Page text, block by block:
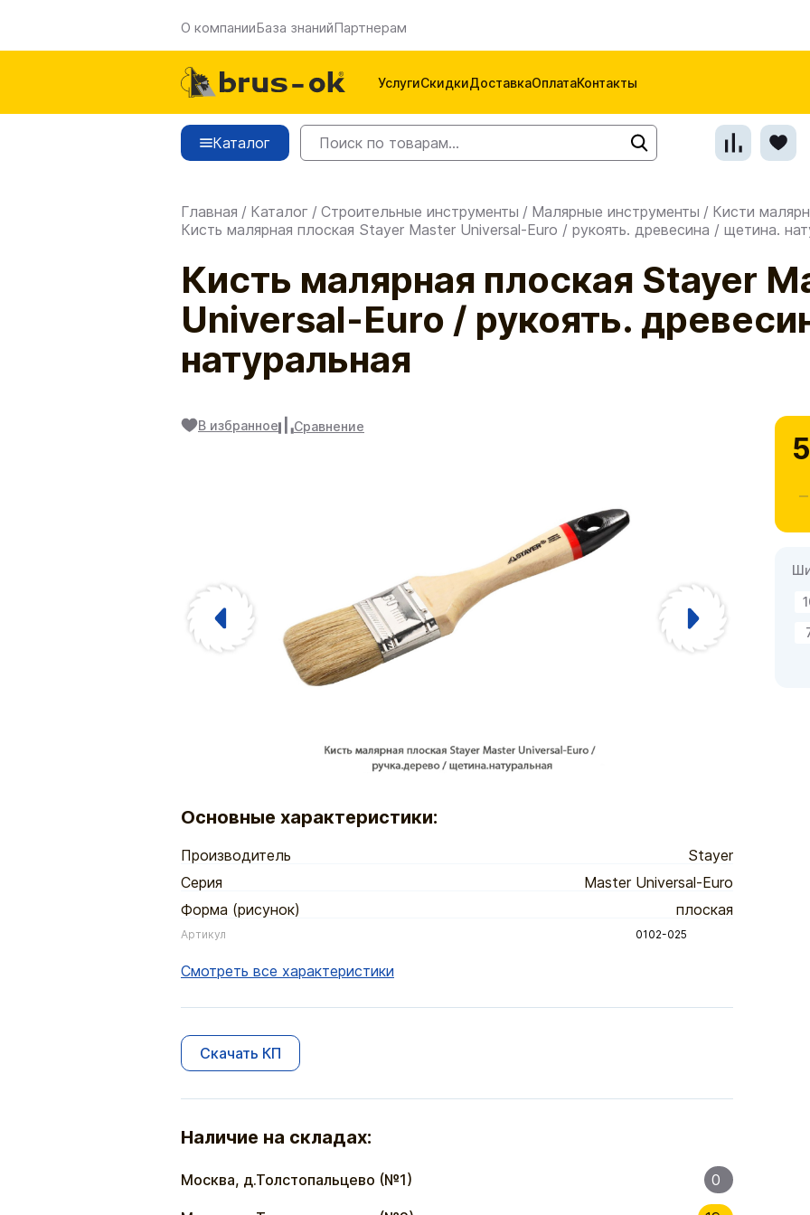
О компанииБаза знанийПартнерам
УслугиСкидкиДоставкаОплатаКонтакты
Каталог
Главная / Каталог / Строительные инструменты / Малярные инструменты / Кисти
Кисть малярная плоская Stayer Master Universal-Euro / рукоять. древесина / щетина.
Кисть малярная плоская Stayer
Universal-Euro / рукоять.
натуральная
В избранное Сравнение
Основные характеристики:
Производитель
Stayer
Серия
Master Universal-Euro
Форма (рисунок)
плоская
Артикул 0102-025
Смотреть все характеристики
Скачать КП
Наличие на складах:
Москва, д.Толстопальцево (№1) 0